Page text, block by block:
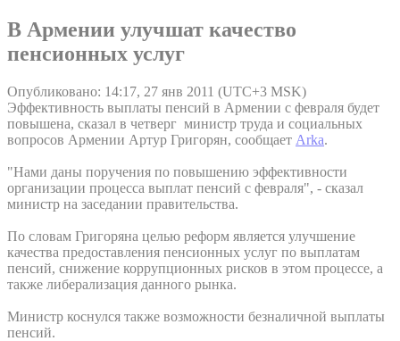
В Армении улучшат качество
пенсионных услуг
Опубликовано: 14:17, 27 янв 2011 (UTC+3 MSK)
Эффективность выплаты пенсий в Армении с февраля будет
повышена, сказал в четверг министр труда и социальных
вопросов Армении Артур Григорян, сообщает Arka.
"Нами даны поручения по повышению эффективности
организации процесса выплат пенсий с февраля", - сказал
министр на заседании правительства.
По словам Григоряна целью реформ является улучшение
качества предоставления пенсионных услуг по выплатам
пенсий, снижение коррупционных рисков в этом процессе, а
также либерализация данного рынка.
Министр коснулся также возможности безналичной выплаты
пенсий.